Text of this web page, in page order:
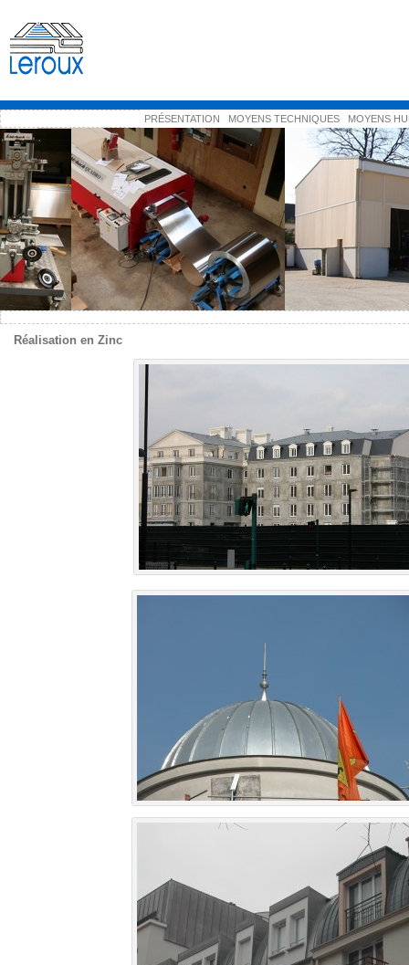
PRÉSENTATION MOYENS TECHNIQUES MOYENS
Réalisation en Zinc